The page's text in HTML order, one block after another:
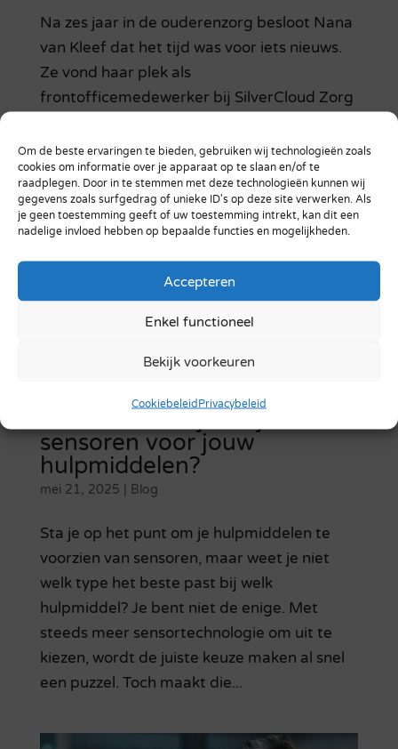
Om de beste ervaringen te bieden, gebruiken wij technologieën zoals
cookies om informatie over je apparaat op te slaan en/of te
raadplegen. Door in te stemmen met deze technologieën kunnen wij
gegevens zoals surfgedrag of unieke ID's op deze site verwerken. Als
je geen toestemming geeft of uw toestemming intrekt, kan dit een
nadelige invloed hebben op bepaalde functies en mogelijkheden.
Accepteren
Enkel functioneel
Bekijk voorkeuren
Cookiebeleid Privacybeleid
Na zes jaar in de ouderenzorg besloot Nana
van Kleef dat het tijd was voor iets nieuws.
Ze vond haar plek als
frontofficemedewerker bij SilverCloud Zorg
goed van pas komt. Recent werkte ze aan
het lanceren van onze nieuwe webshop...
Hoe selecteer je de juiste
sensoren voor jouw
hulpmiddelen?
mei 21, 2025 Blog
Sta je op het punt om je hulpmiddelen te
voorzien van sensoren, maar weet je niet
welk type het beste past bij welk
hulpmiddel? Je bent niet de enige. Met
steeds meer sensortechnologie om uit te
kiezen, wordt de juiste keuze maken al snel
een puzzel. Toch maakt die...